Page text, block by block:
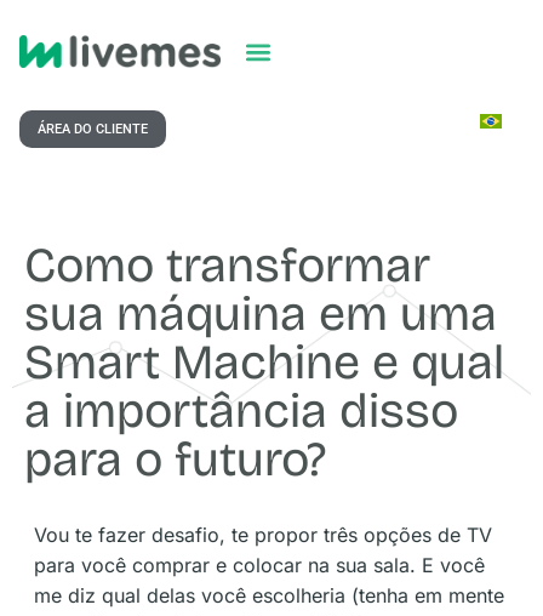
ÁREA DO CLIENTE
Como transformar
sua máquina em uma
Smart Machine e qual
a importância disso
para o futuro?
Vou te fazer desafio, te propor três opções de TV
para você comprar e colocar na sua sala. E você
me diz qual delas você escolheria (tenha em mente